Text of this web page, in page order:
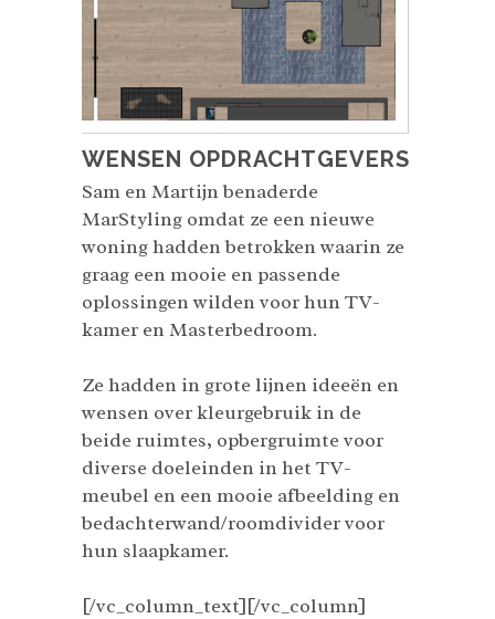
WENSEN OPDRACHTGEVERS
Sam en Martijn benaderde
MarStyling omdat ze een nieuwe
woning hadden betrokken waarin ze
graag een mooie en passende
oplossingen wilden voor hun TV-
kamer en Masterbedroom.
Ze hadden in grote lijnen ideeën en
wensen over kleurgebruik in de
beide ruimtes, opbergruimte voor
diverse doeleinden in het TV-
meubel en een mooie afbeelding en
bedachterwand/roomdivider voor
hun slaapkamer.
[/vc_column_text][/vc_column]